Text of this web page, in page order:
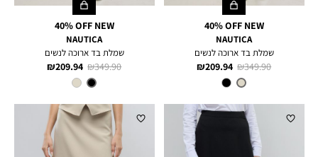
40% OFF NEW
NAUTICA
שמלת בד ארוכה לנשים
מחיר
מוצר
209.94 ₪
מחיר
349.90 ₪
צבע
TAUPE
40% OFF NEW
NAUTICA
שמלת בד ארוכה לנשים
מחיר
מוצר
209.94 ₪
מחיר
349.90 ₪
צבע
BLACK